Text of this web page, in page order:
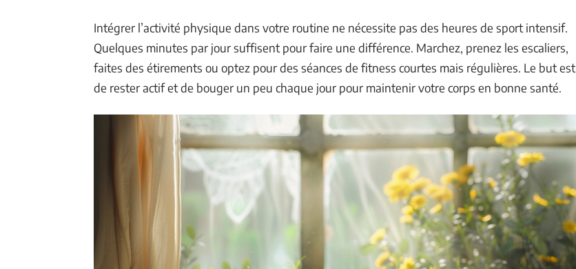
Intégrer l’activité physique dans votre routine ne nécessite pas des heures de sport intensif.
Quelques minutes par jour suffisent pour faire une différence. Marchez, prenez les escaliers,
faites des étirements ou optez pour des séances de fitness courtes mais régulières. Le but est
de rester actif et de bouger un peu chaque jour pour maintenir votre corps en bonne santé.